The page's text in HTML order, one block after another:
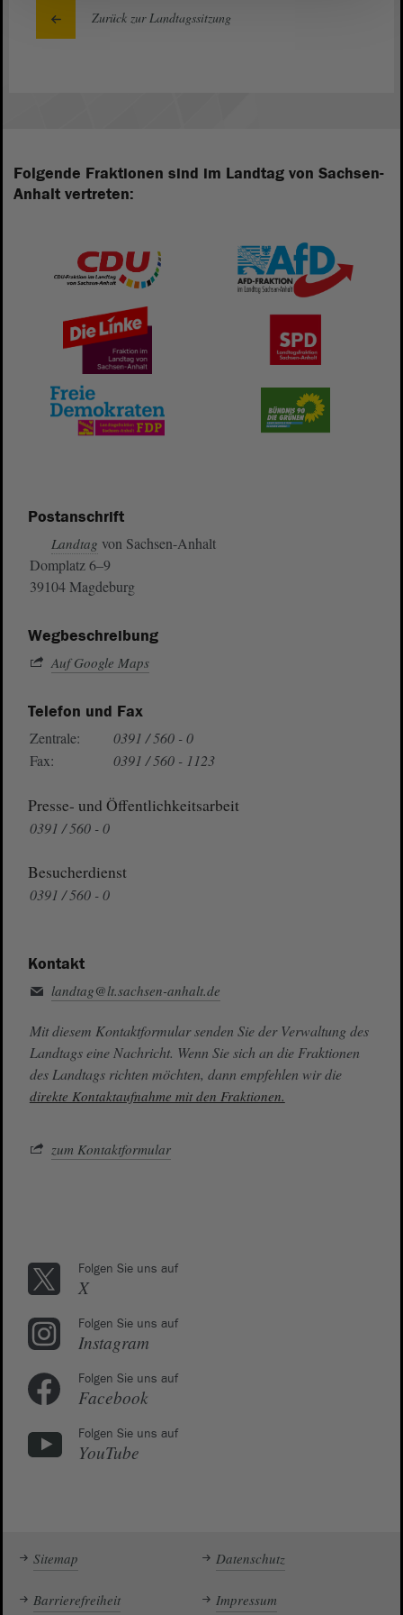
Zurück zur Landtagssitzung
Folgende Fraktionen sind im Landtag von Sachsen-
Anhalt vertreten:
Postanschrift
Landtag von Sachsen-Anhalt
Domplatz 6–9
39104 Magdeburg
Wegbeschreibung
Auf Google Maps
Telefon und Fax
Zentrale:
0391 / 560 - 0
Fax:
0391 / 560 - 1123
Presse- und Öffentlichkeitsarbeit
0391 / 560 - 0
Besucherdienst
0391 / 560 - 0
Kontakt
landtag@lt.sachsen-anhalt.de
Mit diesem Kontaktformular senden Sie der Verwaltung des
Landtags eine Nachricht. Wenn Sie sich an die Fraktionen
des Landtags richten möchten, dann empfehlen wir die
direkte Kontaktaufnahme mit den Fraktionen.
zum Kontaktformular
Folgen Sie uns auf
X
Folgen Sie uns auf
Instagram
Folgen Sie uns auf
Facebook
Folgen Sie uns auf
YouTube
Sitemap Datenschutz
Barrierefreiheit Impressum